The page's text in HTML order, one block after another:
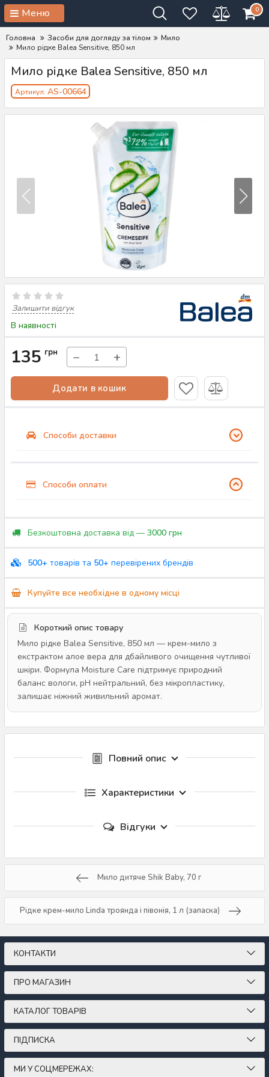
Меню 0
Головна Засоби для догляду за тілом
Мило
Мило рідке Balea Sensitive, 850 мл
Мило рідке Balea Sensitive, 850 мл
Артикул: AS-00664
Залишити відгук
В наявності
135 грн − +
Додати в кошик
Способи доставки
Способи оплати
Безкоштовна доставка від — 3000 грн
500+ товарів та 50+ перевірених брендів
Купуйте все необхідне в одному місці
Короткий опис товару
Мило рідке Balea Sensitive, 850 мл — крем-мило з
екстрактом алое вера для дбайливого очищення чутливої
шкіри. Формула Moisture Care підтримує природний
баланс вологи, pH нейтральний, без мікропластику,
залишає ніжний живильний аромат.
Повний опис
Характеристики
Відгуки
Мило дитяче Shik Baby, 70 г
Рідке крем-мило Linda троянда і півонія, 1 л (запаска)
КОНТАКТИ
ПРО МАГАЗИН
КАТАЛОГ ТОВАРІВ
ПІДПИСКА
МИ У СОЦМЕРЕЖАХ: